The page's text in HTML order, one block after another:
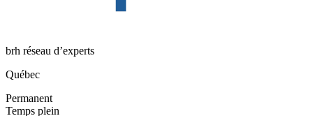
brh réseau d’experts
Québec
Permanent
Temps plein